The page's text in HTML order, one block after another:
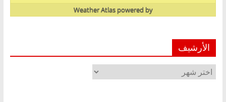
powered by
Weather Atlas
الأرشيف
الأرشيف